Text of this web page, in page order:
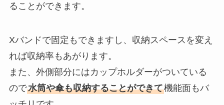
ることができます。
Xバンドで固定もできますし、収納スペースを変え
れば収納率もあがります。
また、外側部分にはカップホルダーがついている
ので水筒や傘も収納することができて機能面もバ